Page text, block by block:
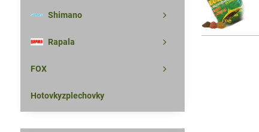
Shimano
Rapala
FOX
Hotovkyzplechovky